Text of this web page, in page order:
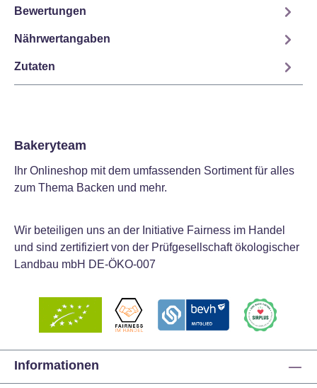
Bewertungen
Nährwertangaben
Zutaten
Bakeryteam
Ihr Onlineshop mit dem umfassenden Sortiment für alles
zum Thema Backen und mehr.
Wir beteiligen uns an der Initiative Fairness im Handel
und sind zertifiziert von der Prüfgesellschaft ökologischer
Landbau mbH DE-ÖKO-007
Informationen